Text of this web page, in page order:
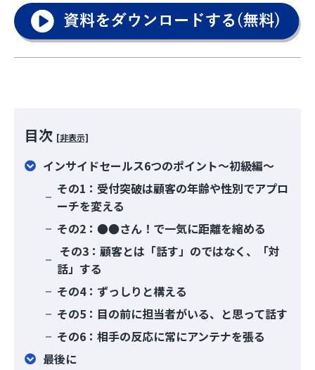
目次 [非表示]
インサイドセールス6つのポイント～初級編～
その1：受付突破は顧客の年齢や性別でアプロ
ーチを変える
その2：●●さん！で一気に距離を縮める
その3：顧客とは「話す」のではなく、「対
話」する
その4：ずっしりと構える
その5：目の前に担当者がいる、と思って話す
その6：相手の反応に常にアンテナを張る
最後に